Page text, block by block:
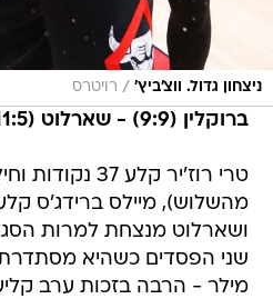
ניצחון גדול. ווצ'ביץ' / רויטרס
ברוקלין (9:9) - שארלוט (11:5) 129:128
ושארלוט מנצחת למרות
שני הפסדים כשהיא מסתדרת
מילר - הרבה בזכות ערב